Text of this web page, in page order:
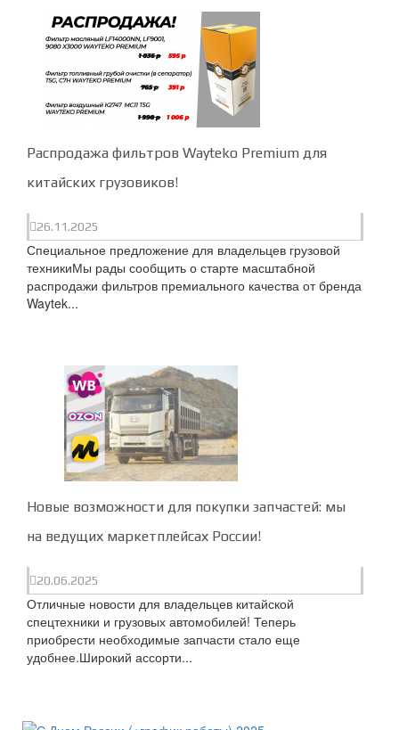
Распродажа фильтров Wayteko Premium для
китайских грузовиков!
26.11.2025
Специальное предложение для владельцев грузовой
техникиМы рады сообщить о старте масштабной
распродажи фильтров премиального качества от бренда
Waytek...
Новые возможности для покупки запчастей: мы
на ведущих маркетплейсах России!
20.06.2025
Отличные новости для владельцев китайской
спецтехники и грузовых автомобилей! Теперь
приобрести необходимые запчасти стало еще
удобнее.Широкий ассорти...